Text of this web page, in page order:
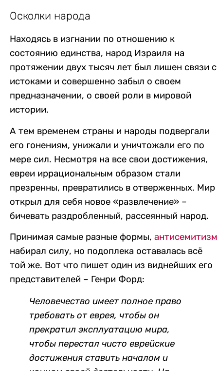
Осколки народа
Находясь в изгнании по отношению к
состоянию единства, народ Израиля на
протяжении двух тысяч лет был лишен связи с
истоками и совершенно забыл о своем
предназначении, о своей роли в мировой
истории.
А тем временем страны и народы подвергали
его гонениям, унижали и уничтожали его по
мере сил. Несмотря на все свои достижения,
евреи иррациональным образом стали
презренны, превратились в отверженных. Мир
открыл для себя новое «развлечение» –
бичевать раздробленный, рассеянный народ.
Принимая самые разные формы, антисемитизм
набирал силу, но подоплека оставалась всё
той же. Вот что пишет один из виднейших его
представителей – Генри Форд:
Человечество имеет полное право
требовать от еврея, чтобы он
прекратил эксплуатацию мира,
чтобы перестал чисто еврейские
достижения ставить началом и